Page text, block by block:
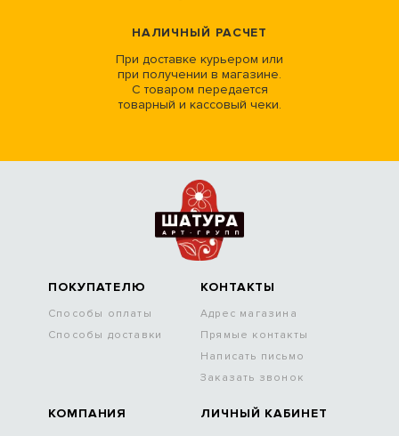
НАЛИЧНЫЙ РАСЧЕТ
При доставке курьером или
при получении в магазине.
С товаром передается
товарный и кассовый чеки.
ПОКУПАТЕЛЮ
Способы оплаты
Способы доставки
КОНТАКТЫ
Адрес магазина
Прямые контакты
Написать письмо
Заказать звонок
КОМПАНИЯ ЛИЧНЫЙ КАБИНЕТ